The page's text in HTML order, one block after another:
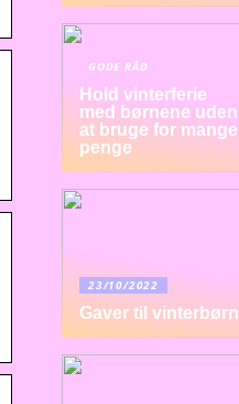
GODE RÅD
Hold vinterferie
med børnene uden
at bruge for mange
penge
23/10/2022
Gaver til vinterbørn